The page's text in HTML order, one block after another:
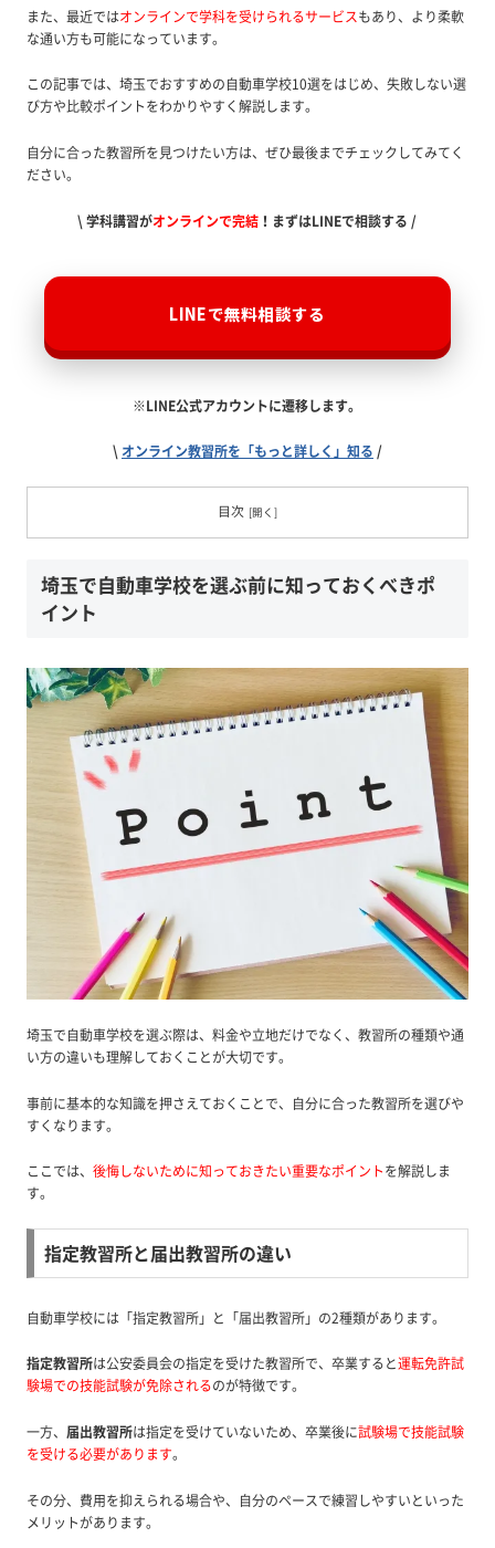
また、最近ではオンラインで学科を受けられるサービスもあり、より柔軟
な通い方も可能になっています。
この記事では、埼玉でおすすめの自動車学校10選をはじめ、失敗しない選
び方や比較ポイントをわかりやすく解説します。
自分に合った教習所を見つけたい方は、ぜひ最後までチェックしてみてく
ださい。
\ 学科講習がオンラインで完結 ！まずはLINEで相談する /
LINEで無料相談する
※LINE公式アカウントに遷移します。
\ オンライン教習所を「もっと詳しく」知る /
目次
埼玉で自動車学校を選ぶ前に知っておくべきポ
イント
埼玉で自動車学校を選ぶ際は、料金や立地だけでなく、教習所の種類や通
い方の違いも理解しておくことが大切です。
事前に基本的な知識を押さえておくことで、自分に合った教習所を選びや
すくなります。
ここでは、 後悔しないために知っておきたい重要なポイントを解説しま
す。
指定教習所と届出教習所の違い
自動車学校には「指定教習所」と「届出教習所」の2種類があります。
指定教習所は公安委員会の指定を受けた教習所で、卒業すると運転免許試
験場での技能試験が免除されるのが特徴です。
一方、 届出教習所は指定を受けていないため、卒業後に試験場で技能試験
を受ける必要があります。
その分、費用を抑えられる場合や、自分のペースで練習しやすいといった
メリットがあります。